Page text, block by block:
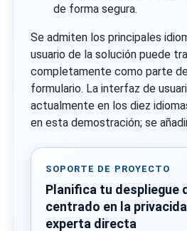
de forma segura.
Se admiten los principales
usuario de la solución puede
completamente como parte
formulario. La interfaz de
actualmente en los diez
en esta demostración; se
SOPORTE DE PROYECTO
Planifica tu despliegue
centrado en la
experta directa